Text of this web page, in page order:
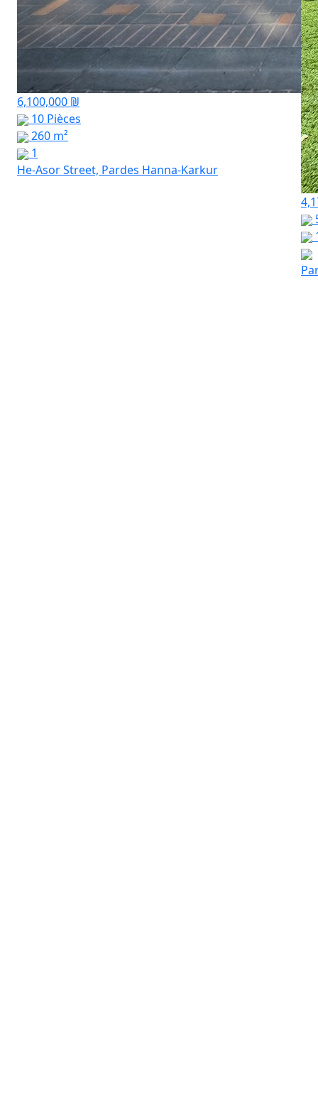
6,100,000 ₪
10 Pièces
260 m²
1
He-Asor Street, Pardes Hanna-Karkur